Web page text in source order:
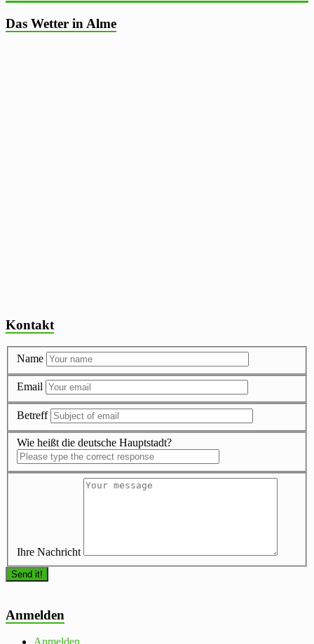
Das Wetter in Alme
Kontakt
Name
Email
Betreff
Wie heißt die deutsche Hauptstadt?
Ihre Nachricht
Anmelden